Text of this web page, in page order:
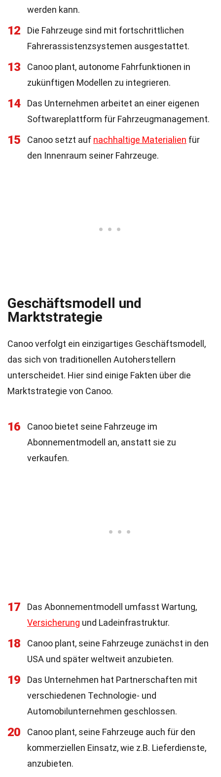
werden kann.
12
Die Fahrzeuge sind mit fortschrittlichen
Fahrerassistenzsystemen ausgestattet.
13
Canoo plant, autonome Fahrfunktionen in
zukünftigen Modellen zu integrieren.
14
Das Unternehmen arbeitet an einer eigenen
Softwareplattform für Fahrzeugmanagement.
15 Canoo setzt auf nachhaltige Materialien für
den Innenraum seiner Fahrzeuge.
Geschäftsmodell und
Marktstrategie
Canoo verfolgt ein einzigartiges Geschäftsmodell,
das sich von traditionellen Autoherstellern
unterscheidet. Hier sind einige Fakten über die
Marktstrategie von Canoo.
16
Canoo bietet seine Fahrzeuge im
Abonnementmodell an, anstatt sie zu
verkaufen.
17
Das Abonnementmodell umfasst Wartung,
Versicherung und Ladeinfrastruktur.
18
Canoo plant, seine Fahrzeuge zunächst in den
USA und später weltweit anzubieten.
19
Das Unternehmen hat Partnerschaften mit
verschiedenen Technologie- und
Automobilunternehmen geschlossen.
20
Canoo plant, seine Fahrzeuge auch für den
kommerziellen Einsatz, wie z.B. Lieferdienste,
anzubieten.